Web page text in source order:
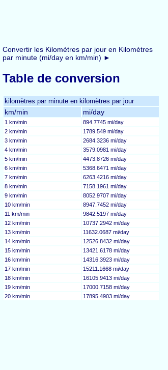
Convertir les Kilomètres par jour en Kilomètres
par minute (mi/day en km/min) ►
Table de conversion
kilomètres par minute en kilomètres par jour
km/min mi/day
1 km/min
894.7745 mi/day
2 km/min
1789.549 mi/day
3 km/min
2684.3236 mi/day
4 km/min
3579.0981 mi/day
5 km/min
4473.8726 mi/day
6 km/min
5368.6471 mi/day
7 km/min
6263.4216 mi/day
8 km/min
7158.1961 mi/day
9 km/min
8052.9707 mi/day
10 km/min
8947.7452 mi/day
11 km/min
9842.5197 mi/day
12 km/min
10737.2942 mi/day
13 km/min
11632.0687 mi/day
14 km/min
12526.8432 mi/day
15 km/min
13421.6178 mi/day
16 km/min
14316.3923 mi/day
17 km/min
15211.1668 mi/day
18 km/min
16105.9413 mi/day
19 km/min
17000.7158 mi/day
20 km/min
17895.4903 mi/day